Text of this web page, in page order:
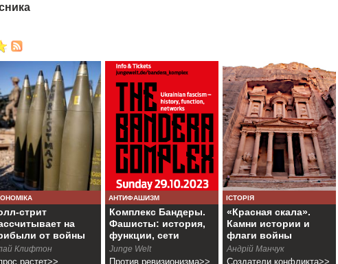
стрит
на
от войны
Клифтон
растет>>
АНТИФАШИЗМ
Комплекс Бандеры.
Фашисты: история,
функции, сети
Junge Welt
Против ревизионизма>>
ІСТОРІЯ
«Красная скала».
Камни истории и
флаги войны
Андрій Манчук
Создатели конфликта>>